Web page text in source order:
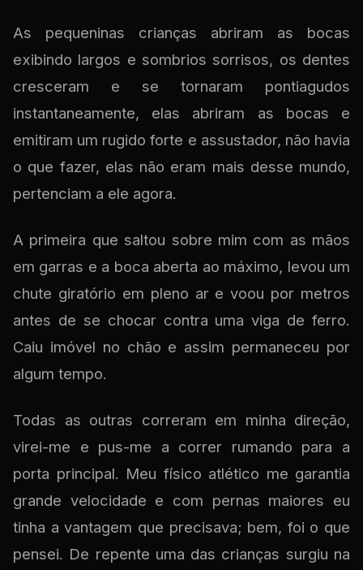
As pequeninas crianças abriram as bocas
exibindo largos e sombrios sorrisos, os dentes
cresceram e se tornaram pontiagudos
instantaneamente, elas abriram as bocas e
emitiram um rugido forte e assustador, não havia
o que fazer, elas não eram mais desse mundo,
pertenciam a ele agora.
A primeira que saltou sobre mim com as mãos
em garras e a boca aberta ao máximo, levou um
chute giratório em pleno ar e voou por metros
antes de se chocar contra uma viga de ferro.
Caiu imóvel no chão e assim permaneceu por
algum tempo.
Todas as outras correram em minha direção,
virei-me e pus-me a correr rumando para a
porta principal. Meu físico atlético me garantia
grande velocidade e com pernas maiores eu
tinha a vantagem que precisava; bem, foi o que
pensei. De repente uma das crianças surgiu na